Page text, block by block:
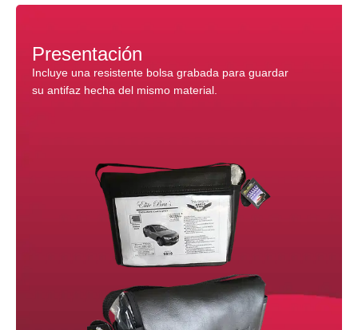
Presentación
Incluye una resistente bolsa grabada para guardar
su antifaz hecha del mismo material.